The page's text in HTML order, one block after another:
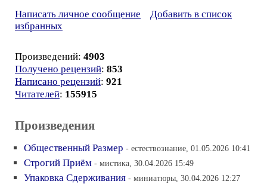
Написать личное сообщение
Добавить в список
избранных
Произведений: 4903
Получено рецензий: 853
Написано рецензий: 921
Читателей: 155915
Произведения
Общественный Размер - естествознание, 01.05.2026 10:41
Строгий Приём - мистика, 30.04.2026 15:49
Упаковка Сдерживания - миниатюры, 30.04.2026 12:27